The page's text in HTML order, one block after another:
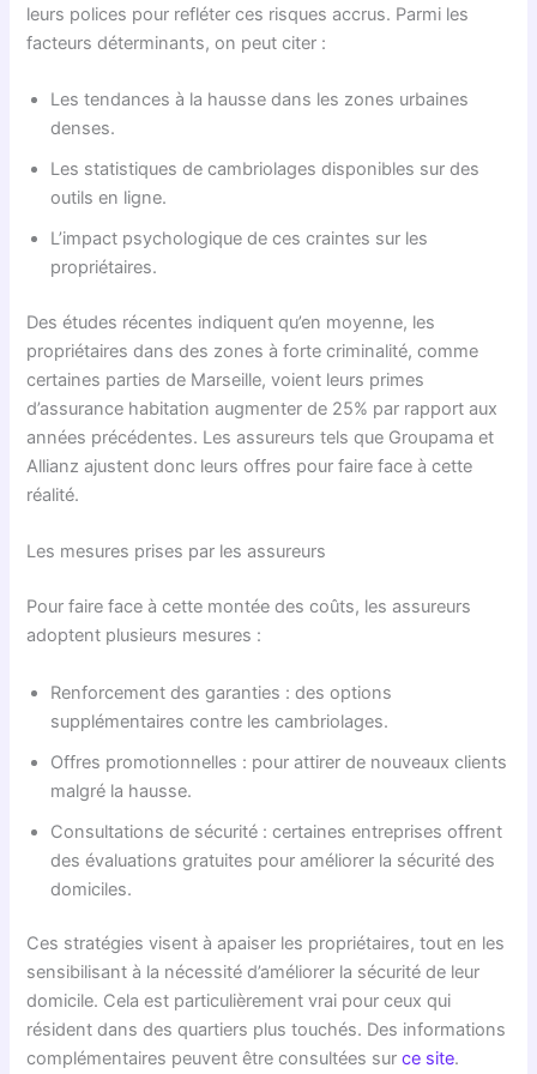
leurs polices pour refléter ces risques accrus. Parmi les
facteurs déterminants, on peut citer :
Les tendances à la hausse dans les zones urbaines
denses.
Les statistiques de cambriolages disponibles sur des
outils en ligne.
L’impact psychologique de ces craintes sur les
propriétaires.
Des études récentes indiquent qu’en moyenne, les
propriétaires dans des zones à forte criminalité, comme
certaines parties de Marseille, voient leurs primes
d’assurance habitation augmenter de 25% par rapport aux
années précédentes. Les assureurs tels que Groupama et
Allianz ajustent donc leurs offres pour faire face à cette
réalité.
Les mesures prises par les assureurs
Pour faire face à cette montée des coûts, les assureurs
adoptent plusieurs mesures :
Renforcement des garanties : des options
supplémentaires contre les cambriolages.
Offres promotionnelles : pour attirer de nouveaux clients
malgré la hausse.
Consultations de sécurité : certaines entreprises offrent
des évaluations gratuites pour améliorer la sécurité des
domiciles.
Ces stratégies visent à apaiser les propriétaires, tout en les
sensibilisant à la nécessité d’améliorer la sécurité de leur
domicile. Cela est particulièrement vrai pour ceux qui
résident dans des quartiers plus touchés. Des informations
complémentaires peuvent être consultées surce site.